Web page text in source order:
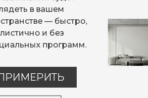
в вашем
— быстро,
и без
программ.